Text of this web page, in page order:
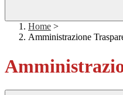
Home >
Amministrazione